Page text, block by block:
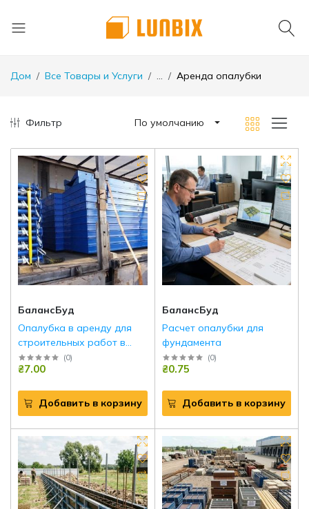
Дом Все Товары и Услуги ... Аренда опалубки
Фильтр По умолчанию
БалансБуд
Опалубка в аренду для
строительных работ в
Ирпене
(0)
₴7.00
Добавить в корзину
БалансБуд
Расчет опалубки для
фундамента
(0)
₴0.75
Добавить в корзину